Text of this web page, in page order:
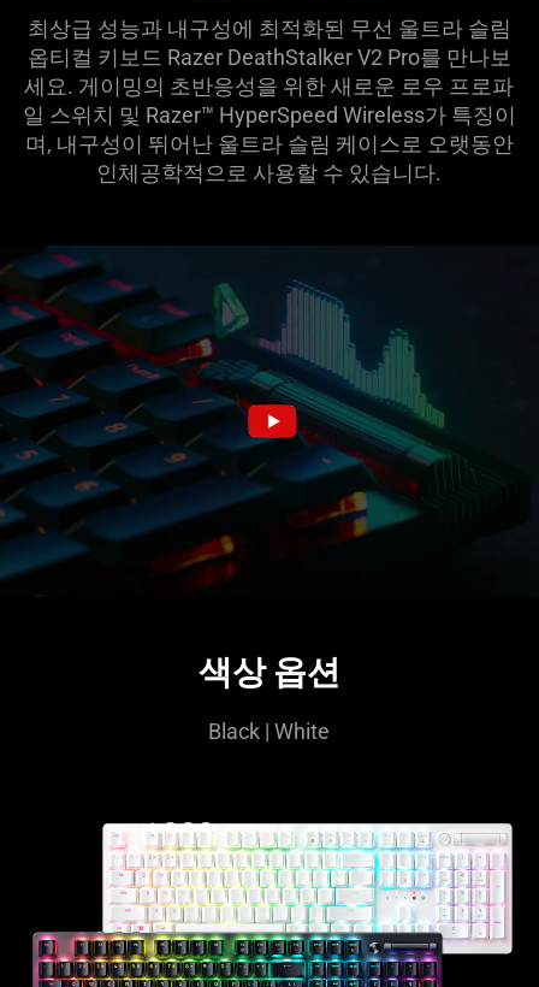
최상급 성능과 내구성에 최적화된 무선 울트라 슬림
옵티컬 키보드 Razer DeathStalker V2 Pro를 만나보
세요. 게이밍의 초반응성을 위한 새로운 로우 프로파
일 스위치 및 Razer™ HyperSpeed Wireless가 특징이
며, 내구성이 뛰어난 울트라 슬림 케이스로 오랫동안
인체공학적으로 사용할 수 있습니다.
색상 옵션
Black | White